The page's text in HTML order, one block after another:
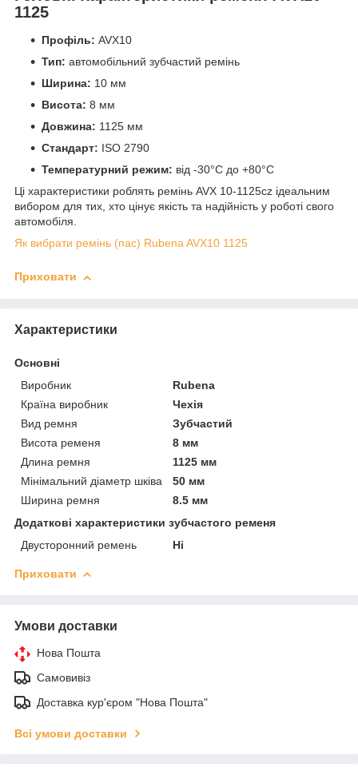
1125
Профіль: AVX10
Тип: автомобільний зубчастий ремінь
Ширина: 10 мм
Висота: 8 мм
Довжина: 1125 мм
Стандарт: ISO 2790
Температурний режим: від -30°C до +80°C
Ці характеристики роблять ремінь AVX 10-1125cz ідеальним
вибором для тих, хто цінує якість та надійність у роботі свого
автомобіля.
Як вибрати ремінь (пас) Rubena AVX10 1125
Приховати
Характеристики
Основні
Виробник
Rubena
Країна виробник
Чехія
Вид ремня
Зубчастий
Висота ременя
8 мм
Длина ремня
1125 мм
Мінімальний діаметр шківа
50 мм
Ширина ремня
8.5 мм
Додаткові характеристики зубчастого ременя
Двусторонний ремень
Ні
Приховати
Умови доставки
Нова Пошта
Самовивіз
Доставка кур'єром "Нова Пошта"
Всі умови доставки